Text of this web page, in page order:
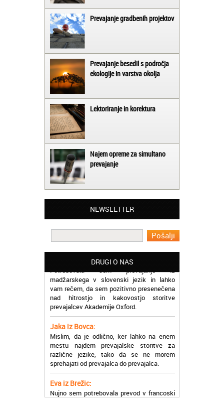
Prevajanje gradbenih projektov
Prevajanje besedil s področja
ekologije in varstva okolja
Lektoriranje in korektura
Najem opreme za simultano
prevajanje
NEWSLETTER
DRUGI O NAS
Matjaž iz Ajdovščine:
Oxford, ker so resnično profesionalni in
prevajalske storitve opravljajo hitro in
učinkoviti.
Potrebovala sem prevajanje iz
vam rečem, da sem pozitivno presenečena
nad hitrostjo in kakovostjo storitve
prevajalcev Akademije Oxford.
Jaka iz Bovca:
Mislim, da je odlično, ker lahko na enem
mestu najdem prevajalske storitve za
različne jezike, tako da se ne morem
sprehajati od prevajalca do prevajalca.
Eva iz Brežic:
Nujno sem potrebovala prevod v francoski
jezik, na spletu sem našla Oxford, jih
poklicala in v roku nekaj ur sem po